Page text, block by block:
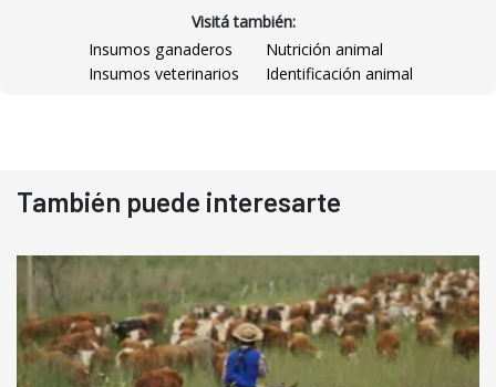
Visitá también:
Insumos ganaderos
Nutrición animal
Insumos veterinarios
Identificación animal
También puede interesarte